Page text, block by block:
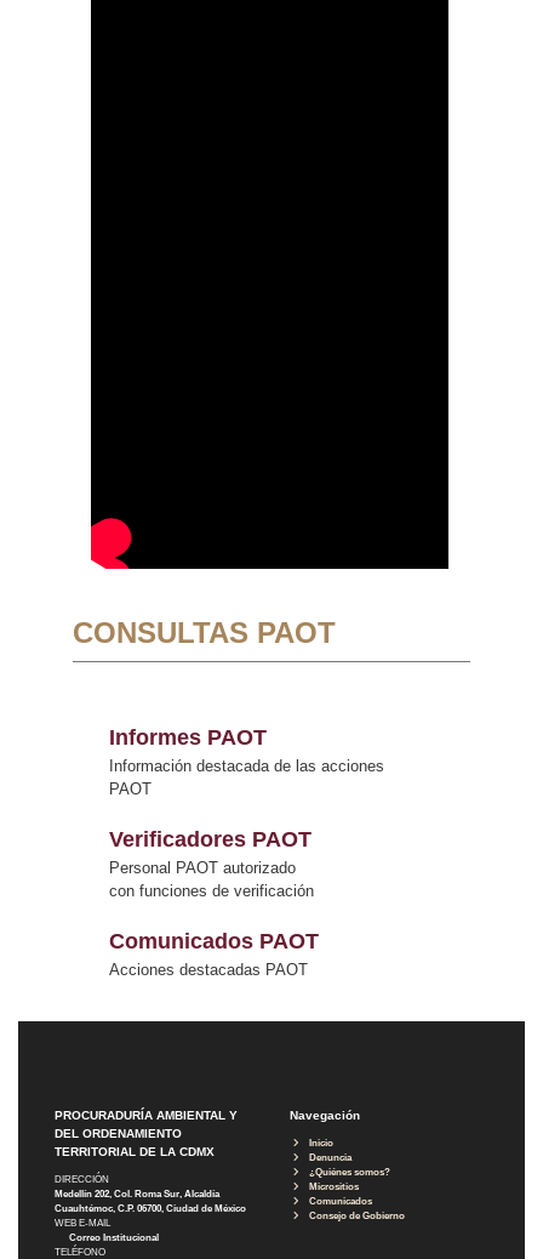
CONSULTAS PAOT
Informes PAOT
Información destacada de las acciones
PAOT
Verificadores PAOT
Personal PAOT autorizado
con funciones de verificación
Comunicados PAOT
Acciones destacadas PAOT
PROCURADURÍA AMBIENTAL Y
DEL ORDENAMIENTO
TERRITORIAL DE LA CDMX
DIRECCIÓN
Medellín 202, Col. Roma Sur, Alcaldía
Cuauhtémoc, C.P. 06700, Ciudad de México
WEB E-MAIL
Correo Institucional
TELÉFONO
Navegación
Inicio
Denuncia
¿Quiénes somos?
Micrositios
Comunicados
Consejo de Gobierno